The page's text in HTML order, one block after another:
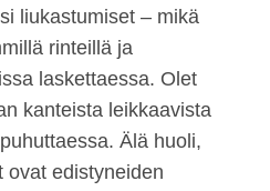
liukastumiset – mikä
rinteillä ja
laskettaessa. Olet
kanteista leikkaavista
Älä huoli,
ovat edistyneiden